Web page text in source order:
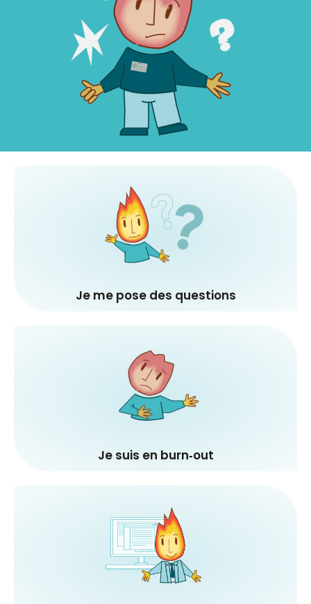
Je me pose des questions
Je veux m’informer et comprendre le
burn‑out
Explorer
Je suis en burn‑out
Des parcours adaptés à votre réalité
Explorer
Je veux prévenir et accompagner le
burn‑out en entreprise
Explorer